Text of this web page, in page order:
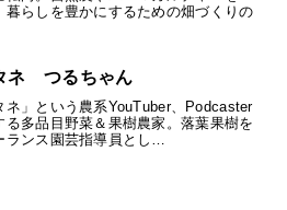
暮らしを豊かにするための畑づくりの
ネ つるちゃん
ネ」という農系YouTuber、Podcaster
る多品目野菜＆果樹農家。落葉果樹を
ランス園芸指導員とし…